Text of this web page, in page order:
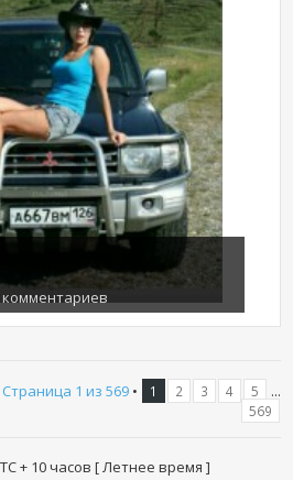
Страница 1 из 569• 1 2 3 4 5 ...
569
+ 10 часов [ Летнее время ]